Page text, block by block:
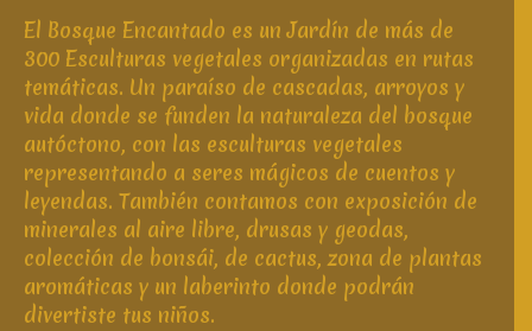
El Bosque Encantado es un Jardín de más de
300 Esculturas vegetales organizadas en rutas
temáticas. Un paraíso de cascadas, arroyos y
vida donde se funden la naturaleza del bosque
autóctono, con las esculturas vegetales
representando a seres mágicos de cuentos y
leyendas. También contamos con exposición de
minerales al aire libre, drusas y geodas,
colección de bonsái, de cactus, zona de plantas
aromáticas y un laberinto donde podrán
divertiste tus niños.